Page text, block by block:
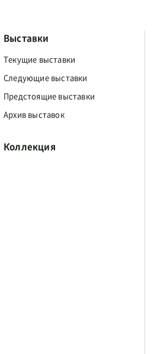
Выставки
Текущие выставки
Следующие выставки
Предстоящие выставки
Архив выставок
Коллекция